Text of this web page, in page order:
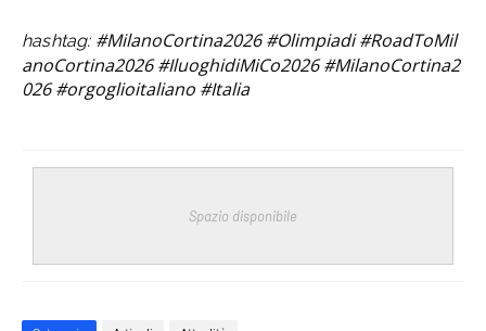
hashtag: #MilanoCortina2026 #Olimpiadi #RoadToMil
anoCortina2026#IluoghidiMiCo2026 #MilanoCortina2
026 #orgoglioitaliano #Italia
Spazio disponibile